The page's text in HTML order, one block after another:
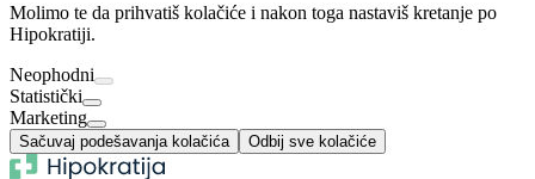
Molimo te da prihvatiš kolačiće i nakon toga nastaviš kretanje po
Hipokratiji.
Neophodni
Statistički
Marketing
Sačuvaj podešavanja kolačića Odbij sve kolačiće